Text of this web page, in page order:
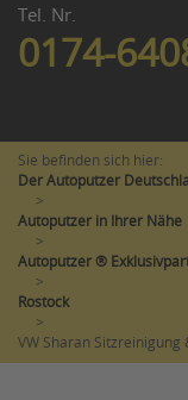
Tel. Nr.
0174-
Sie befinden sich hier:
Der Autoputzer
>
Autoputzer in Ihrer Nähe
>
Autoputzer ®
>
Rostock
>
VW Sharan Sitzreinigung